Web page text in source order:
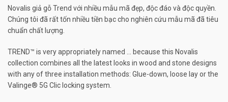
Novalis giả gỗ Trend với nhiều mẫu mã đẹp, độc đáo và độc quyền.
Chúng tôi đã rất tốn nhiều tiền bạc cho nghiên cứu mẫu mã đã tiêu
chuẩn chất lượng.
TREND™ is very appropriately named … because this Novalis
collection combines all the latest looks in wood and stone designs
with any of three installation methods: Glue-down, loose lay or the
Valinge® 5G Clic locking system.